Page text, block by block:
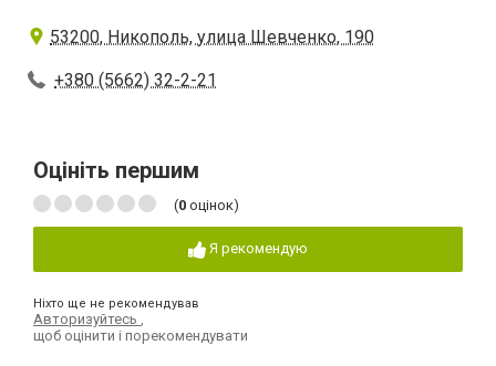
53200, Никополь, улица Шевченко, 190
+380 (5662) 32-2-21
Оцініть першим
(0 оцінок)
Я рекомендую
Ніхто ще не рекомендував
Авторизуйтесь
щоб оцінити і порекомендувати